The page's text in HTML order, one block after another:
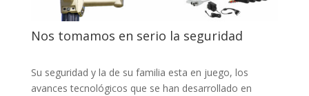
Nos tomamos en serio la seguridad
Su seguridad y la de su familia esta en juego, los
avances tecnológicos que se han desarrollado en